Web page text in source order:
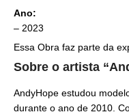
Ano:
– 2023
Essa Obra faz parte da
Sobre o artista
AndyHope estudou
durante o ano de 2010.